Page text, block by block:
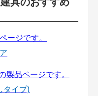
タイプ)